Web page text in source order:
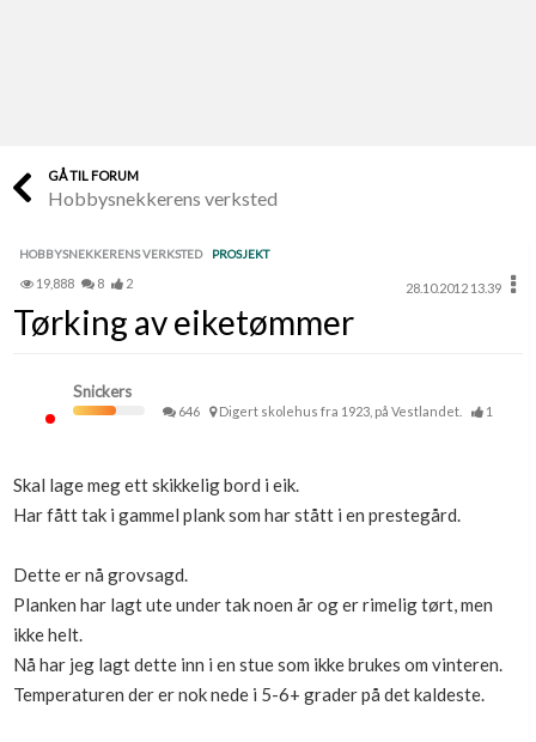
Finn håndverkere
Papirer som mangler
Skaff dokumentasjon som mangler
Kundeservice
Få svar på det du lurer på
Kom i gang med Boligmappa
Se din bolig? Klikk her
Boligmappa+
Få mer ut av Boligmappa
GÅ TIL FORUM
Hobbysnekkerens verksted
HOBBYSNEKKERENS VERKSTED PROSJEKT
19,888 8 2 28.10.2012 13.39
Tørking av eiketømmer
Snickers
646 Digert skolehus fra 1923, på Vestlandet. 1
Skal lage meg ett skikkelig bord i eik.
Har fått tak i gammel plank som har stått i en prestegård.
Dette er nå grovsagd.
Planken har lagt ute under tak noen år og er rimelig tørt, men
ikke helt.
Nå har jeg lagt dette inn i en stue som ikke brukes om vinteren.
Temperaturen der er nok nede i 5-6+ grader på det kaldeste.